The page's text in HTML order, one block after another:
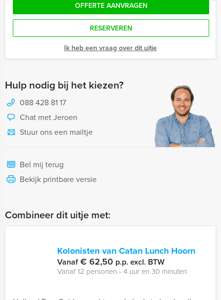
OFFERTE AANVRAGEN
RESERVEREN
Ik heb een vraag over dit uitje
Hulp nodig bij het kiezen?
088 428 81 17
Chat met Jeroen
Stuur ons een mailtje
Bel mij terug
Bekijk printbare versie
Combineer dit uitje met:
Kolonisten van Catan Lunch Hoorn
Vanaf€ 62,50 p.p. excl. BTW
Vanaf 12 personen ‐ 4 uur en 30 minuten